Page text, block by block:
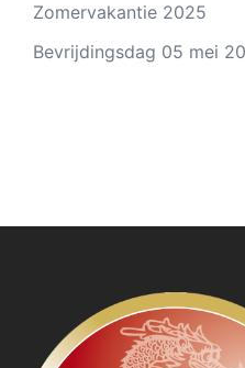
Zomervakantie 2025
Bevrijdingsdag 05 mei